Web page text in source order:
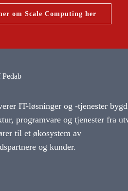
om Scale Computing her
IT-løsninger og -tjenester
programvare og tjenester fra
til et økosystem av
og kunder.